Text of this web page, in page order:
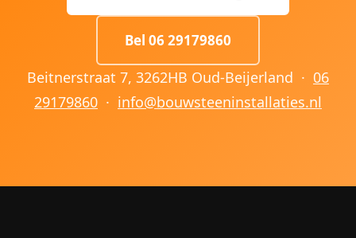
Bel 06 29179860
Beitnerstraat 7, 3262HB Oud-Beijerland · 06
29179860 · info@bouwsteeninstallaties.nl